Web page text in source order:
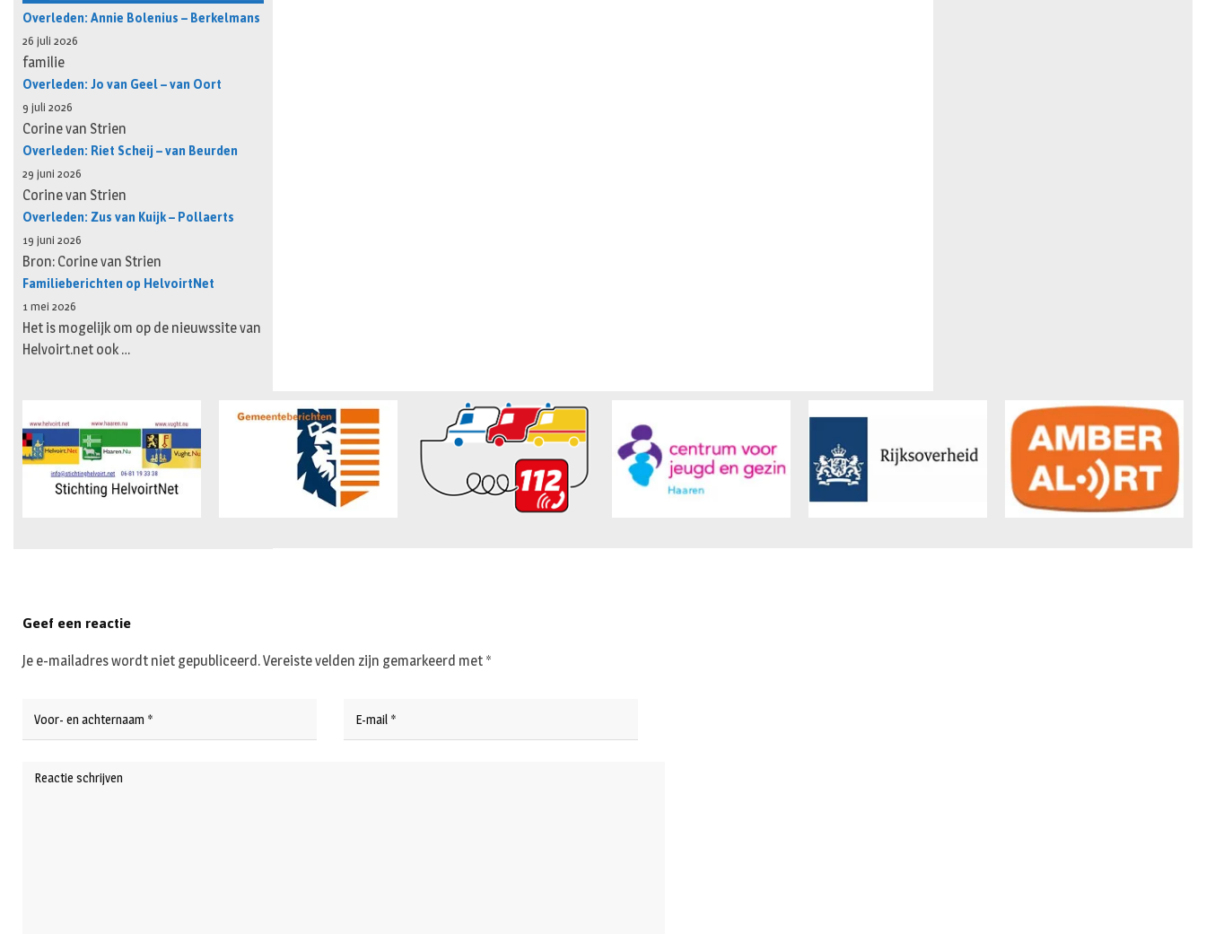
Overleden: Annie Bolenius – Berkelmans
26 juli 2026
familie
Overleden: Jo van Geel – van Oort
9 juli 2026
Corine van Strien
Overleden: Riet Scheij – van Beurden
29 juni 2026
Corine van Strien
Overleden: Zus van Kuijk – Pollaerts
19 juni 2026
Bron: Corine van Strien
Familieberichten op HelvoirtNet
1 mei 2026
Het is mogelijk om op de nieuwssite van
Helvoirt.net ook …
Geef een reactie
Je e-mailadres wordt niet gepubliceerd.Vereiste velden zijn gemarkeerd met *